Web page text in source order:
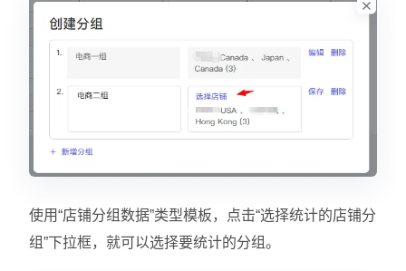
使用“店铺分组数据”类型模板，点击“选择统计的店铺分
组”下拉框，就可以选择要统计的分组。